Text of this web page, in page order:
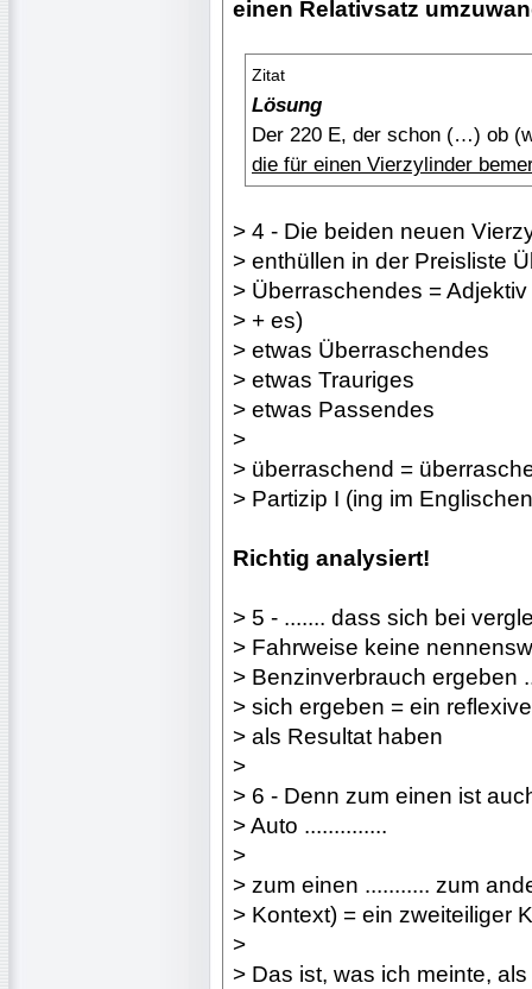
einen Relativsatz
Zitat
Lösung
Der 220 E, der schon (…) ob
die für einen Vierzylinder
> 4 - Die beiden neuen
> enthüllen in der Preisliste
> Überraschendes =
> + es)
> etwas Überraschendes
> etwas Trauriges
> etwas Passendes
>
> überraschend =
> Partizip I (ing im
Richtig analysiert!
> 5 - ....... dass sich bei
> Fahrweise keine
> Benzinverbrauch ergeben
> sich ergeben = ein
> als Resultat haben
>
> 6 - Denn zum einen ist
> Auto ..............
>
> zum einen ........... zum
> Kontext) = ein zweiteiliger
>
> Das ist, was ich meinte,